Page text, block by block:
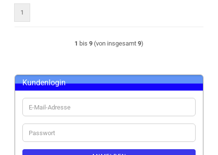
1
1 bis 9 (von insgesamt 9)
Kundenlogin
E-
Mail-
Adresse
Passwort